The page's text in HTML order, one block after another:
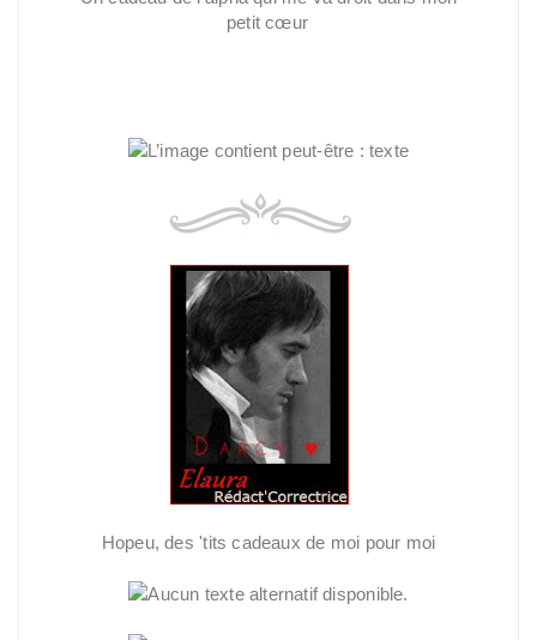
petit cœur
Hopeu, des 'tits cadeaux de moi pour moi